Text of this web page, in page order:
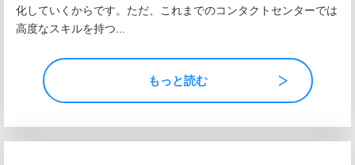
化していくからです。ただ、これまでのコンタクトセンターでは
高度なスキルを持つ...
もっと読む